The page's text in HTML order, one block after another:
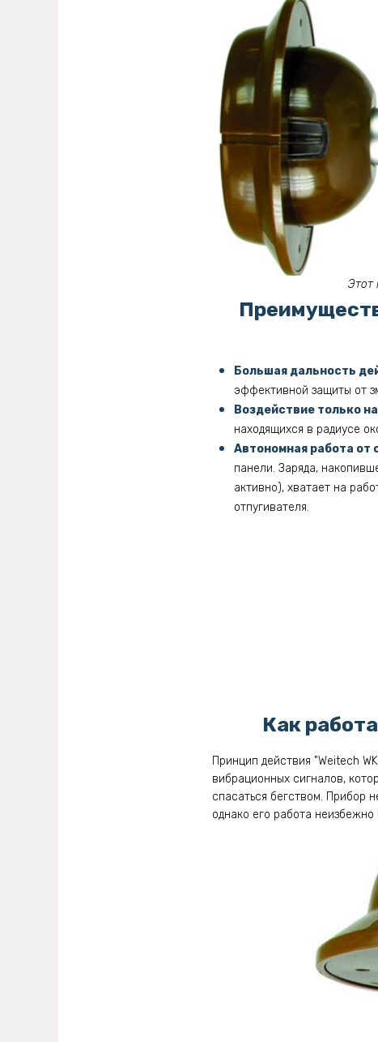
Этот
Большая дальность
эффективной защиты от
Воздействие только
находящихся в радиусе
Автономная работа от
панели. Заряда,
активно), хватает на
отпугивателя.
Как
Принцип действия "Weitech
вибрационных сигналов,
спасаться бегством. Прибор
однако его работа